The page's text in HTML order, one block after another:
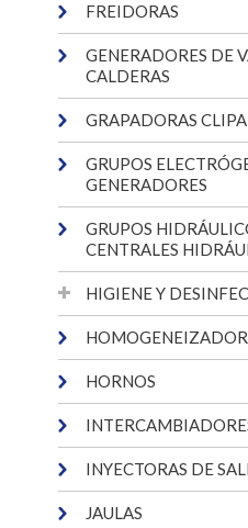
FREIDORAS
GENERADORES DE
CALDERAS
GRAPADORAS
GRUPOS
GENERADORES
GRUPOS
CENTRALES
HIGIENE Y
HORNOS
INYECTORAS DE
JAULAS